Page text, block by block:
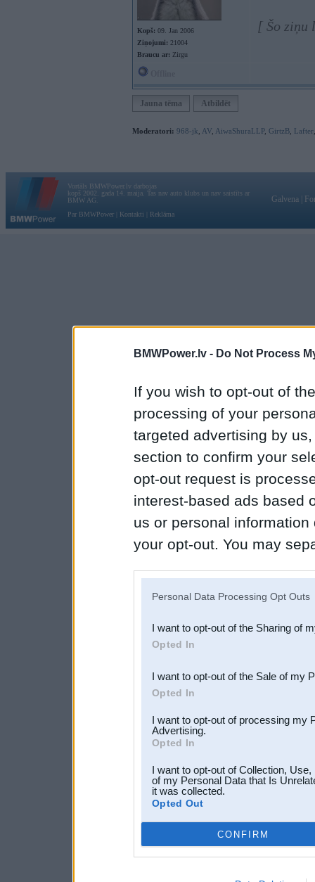
BMWPower.lv - Do Not Process
If you wish to opt-out of
processing of your
targeted advertising by
section to confirm your
opt-out request is
interest-based ads based
us or personal
your opt-out. You may
Downstream Participants
third parties.
Personal Data Processing Opt Outs
I want to opt-out of the Sharing of
Opted In
I want to opt-out of the Sale of my
Opted In
I want to opt-out of processing my
Advertising.
Opted In
I want to opt-out of Collection,
of my Personal Data that Is
it was collected.
Opted Out
CONFIRM
Kopš: 09. Jan 2006
Ziņojumi: 21004
Braucu ar: Zirgu
[ Šo ziņu
Jauna tēma Atbildēt
Moderatori: 968-jk AV AiwaShuraLLP, GirtzB Lafter
Vortāls BMWPower.lv darbojas
kopš 2002. gada 14. maija. Tas nav auto klubs un nav saistīts ar
BMW AG.
Par BMWPower
Kontakti Reklāma
Galvena